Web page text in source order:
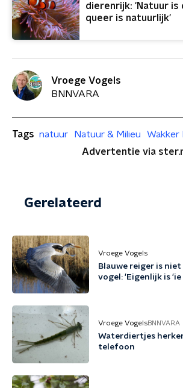
dierenrijk: 'Natuur is
queer is natuurlijk'
Vroege Vogels
BNNVARA
Tags natuur Natuur & Milieu
Wakker
Advertentie via
Gerelateerd
Vroege Vogels
Blauwe reiger is
vogel: 'Eigenlijk is
Vroege VogelsBNNVARA
Waterdiertjes
telefoon